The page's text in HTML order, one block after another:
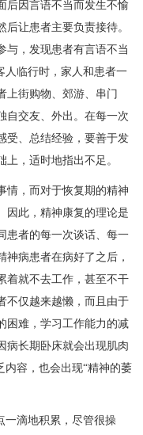
后因言语不当而发生不愉
让患者主要负责接待。
与，发现患者有言语不当
人临行时，家人和患者一
上街购物、郊游、串门
自交友、外出。在每一次
受、总结经验，要善于发
，适时地指出不足。
情，而对于恢复期的精神
因此，精神康复的理论是
患者的每一次谈话、每一
病患者在病好了之后，
着就不去工作，甚至不干
不仅越来越懒，而且由于
困难，学习工作能力的减
病长期卧床就会出现肌肉
内容，也会出现“精神的萎
一滴地积累，尽管很操